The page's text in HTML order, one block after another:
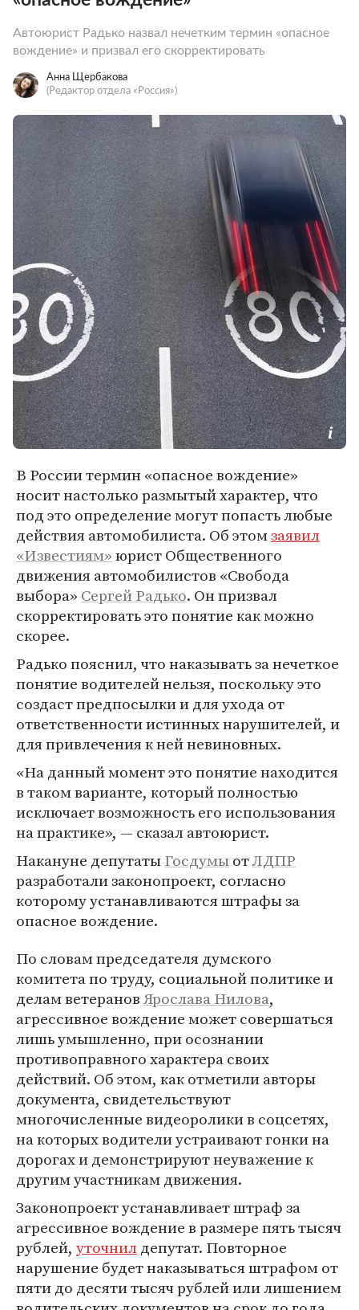
Автоюрист Радько назвал нечетким термин «опасное
вождение» и призвал его скорректировать
Анна Щербакова
(Редактор отдела «Россия»)
В России термин «опасное вождение»
носит настолько размытый характер, что
под это определение могут попасть любые
действия автомобилиста. Об этомзаявил
«Известиям»юрист Общественного
движения автомобилистов «Свобода
выбора» Сергей Радько. Он призвал
скорректировать это понятие как можно
скорее.
Радько пояснил, что наказывать за нечеткое
понятие водителей нельзя, поскольку это
создаст предпосылки и для ухода от
ответственности истинных нарушителей, и
для привлечения к ней невиновных.
«На данный момент это понятие находится
в таком варианте, который полностью
исключает возможность его использования
на практике», — сказал автоюрист.
Накануне депутатыГосдумыотЛДПР
разработали законопроект, согласно
которому устанавливаются штрафы за
опасное вождение.
По словам председателя думского
комитета по труду, социальной политике и
делам ветерановЯрослава Нилова,
агрессивное вождение может совершаться
лишь умышленно, при осознании
противоправного характера своих
действий. Об этом, как отметили авторы
документа, свидетельствуют
многочисленные видеоролики в соцсетях,
на которых водители устраивают гонки на
дорогах и демонстрируют неуважение к
другим участникам движения.
Законопроект устанавливает штраф за
агрессивное вождение в размере пять тысяч
рублей, уточнилдепутат. Повторное
нарушение будет наказываться штрафом от
пяти до десяти тысяч рублей или лишением